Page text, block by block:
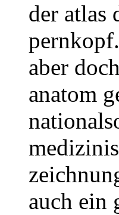
der atlas
aber
anatom
auch ein